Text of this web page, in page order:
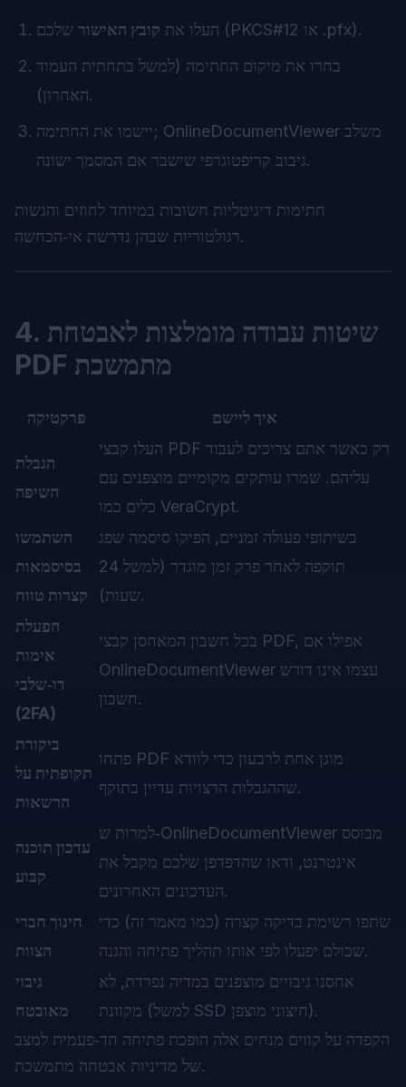
העלו את קובץ האישור
שלכם (PKCS#12 או .pfx).
בחרו את מיקום החתימה (למשל בתחתית העמוד
האחרון).
יישמו את החתימה; OnlineDocumentViewer משלב
גיבוב קריפטוגרפי שישבר אם המסמך ישונה.
חתימות דיגיטליות חשובות במיוחד לחוזים והגשות
רגולטוריות שבהן נדרשת אי‑הכחשה.
4. שיטות עבודה מומלצות לאבטחת
PDF מתמשכת
פרקטיקה איך ליישם
הגבלת
חשיפה
העלו קבצי PDF רק כאשר אתם צריכים לעבוד
עליהם. שמרו עותקים מקומיים מוצפנים עם
כלים כמו VeraCrypt.
השתמשו
בסיסמאות
קצרות טווח
בשיתופי פעולה זמניים, הפיקו סיסמה שפג
תוקפה לאחר פרק זמן מוגדר (למשל 24
שעות).
הפעלת
אימות
דו‑שלבי
(2FA)
בכל חשבון המאחסן קבצי PDF, אפילו אם
OnlineDocumentViewer עצמו אינו דורש
חשבון.
ביקורת
תקופתית על
הרשאות
פתחו PDF מוגן אחת לרבעון כדי לוודא
שההגבלות הרצויות עדיין בתוקף.
עדכון תוכנה
קבוע
למרות ש‑OnlineDocumentViewer מבוסס
אינטרנט, ודאו שהדפדפן שלכם מקבל את
העדכונים האחרונים.
חינוך חברי
הצוות
שתפו רשימת בדיקה קצרה (כמו מאמר זה) כדי
שכולם יפעלו לפי אותו תהליך פתיחה והגנה.
גיבוי
מאובטח
אחסנו גיבויים מוצפנים במדיה נפרדת, לא
מקוונת (למשל SSD חיצוני מוצפן).
הקפדה על קווים מנחים אלה הופכת פתיחה חד‑פעמית למצב
של מדיניות אבטחה מתמשכת.